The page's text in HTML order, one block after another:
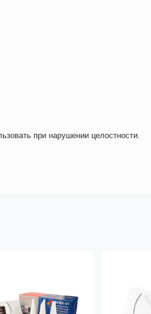
при нарушении целостности.